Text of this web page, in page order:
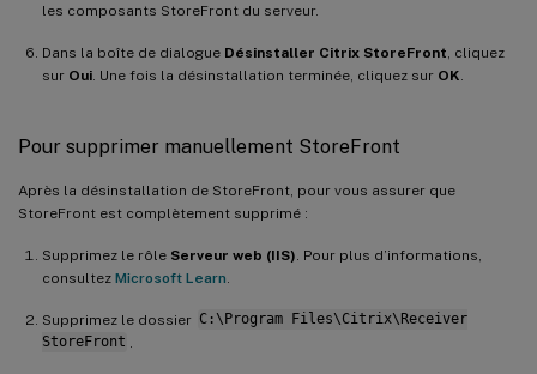
les composants StoreFront du serveur.
Dans la boîte de dialogue Désinstaller Citrix StoreFront , cliquez
sur Oui . Une fois la désinstallation terminée, cliquez sur OK
Pour supprimer manuellement StoreFront
Après la désinstallation de StoreFront, pour vous assurer que
StoreFront est complètement supprimé :
Supprimez le rôle Serveur web (IIS) . Pour plus d’informations,
consultez Microsoft Learn
Supprimez le dossier C:\Program Files\Citrix\Receiver
StoreFront